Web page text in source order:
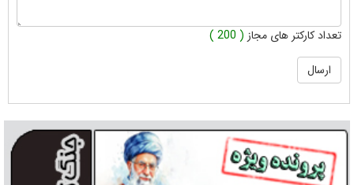
تعداد کارکتر های مجاز ( 200 )